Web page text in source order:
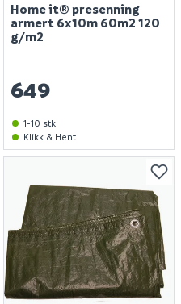
Home it® presenning
armert 6x10m 60m2 120
g/m2
649
1-10 stk
Klikk & Hent